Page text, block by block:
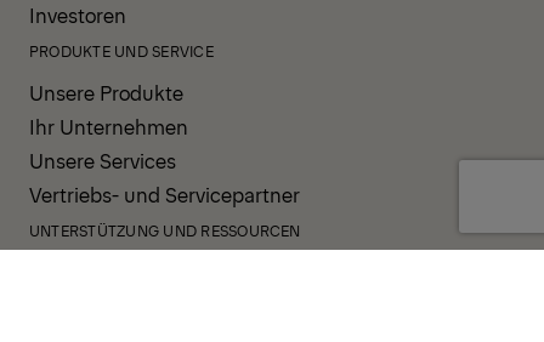
Investoren
PRODUKTE UND SERVICE
Unsere Produkte
Ihr Unternehmen
Unsere Services
Vertriebs- und Servicepartner
UNTERSTÜTZUNG UND RESSOURCEN